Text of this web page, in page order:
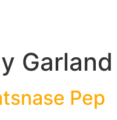
Garland
Pep